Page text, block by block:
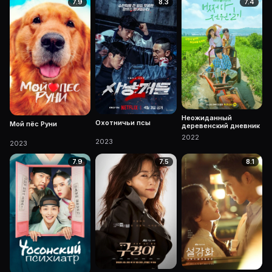
7.9
Мой пёс Руни
2023
8.3
Охотничьи псы
2023
7.4
Неожиданный
деревенский дневник
2022
7.9 7.5 8.1